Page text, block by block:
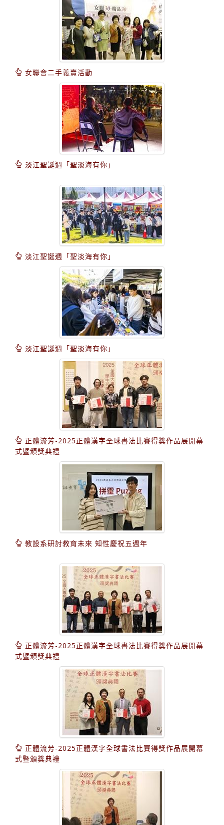
女聯會二手義賣活動
淡江聖誕週「聖淡海有你」
淡江聖誕週「聖淡海有你」
淡江聖誕週「聖淡海有你」
正體流芳-2025正體漢字全球書法比賽得獎作品展開幕
式暨頒獎典禮
教設系研討教育未來 知性慶祝五週年
正體流芳-2025正體漢字全球書法比賽得獎作品展開幕
式暨頒獎典禮
正體流芳-2025正體漢字全球書法比賽得獎作品展開幕
式暨頒獎典禮